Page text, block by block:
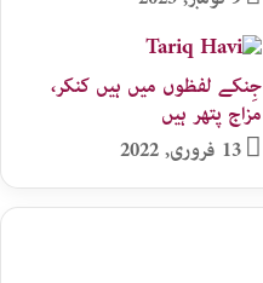
جِنکے لفظوں میں ہیں کنکر،
مزاج پتھر ہیں
13 فروری, 2022